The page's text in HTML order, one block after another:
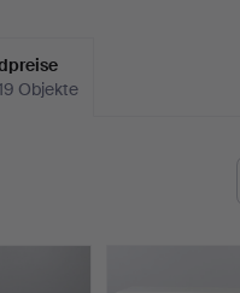
Objekte